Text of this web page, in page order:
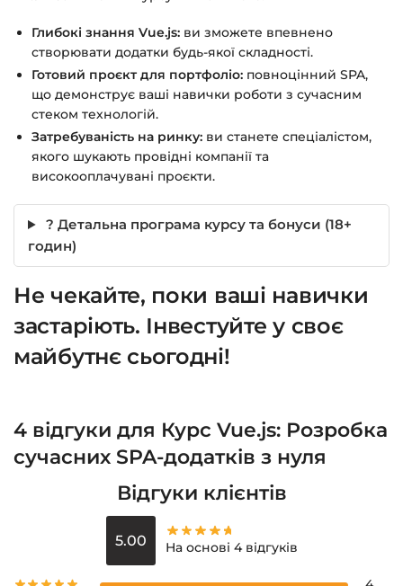
Глибокі знання Vue.js: ви зможете впевнено
створювати додатки будь-якої складності.
Готовий проєкт для портфоліо: повноцінний SPA,
що демонструє ваші навички роботи з сучасним
стеком технологій.
Затребуваність на ринку: ви станете спеціалістом,
якого шукають провідні компанії та
високооплачувані проєкти.
? Детальна програма курсу та бонуси (18+
годин)
Не чекайте, поки ваші навички
застаріють. Інвестуйте у своє
майбутнє сьогодні!
4 відгуки для Курс Vue.js: Розробка
сучасних SPA-додатків з нуля
Відгуки клієнтів
5.00 На основі 4 відгуків